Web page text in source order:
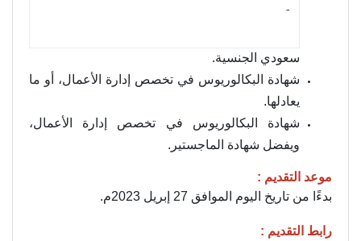
- ‏
سعودي الجنسية.
شهادة البكالوريوس في تخصص إدارة الأعمال، أو ما
يعادلها.
شهادة البكالوريوس في تخصص إدارة الأعمال،
ويفضل شهادة الماجستير.
موعد التقديم :
بدءًا من تاريخ اليوم الموافق 27 إبريل 2023م.
رابط التقديم :